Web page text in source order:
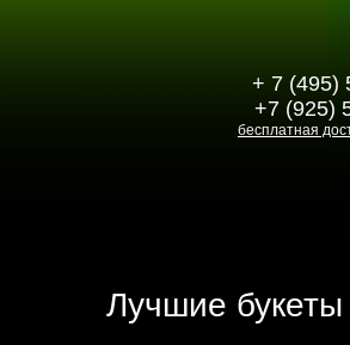
+ 7 (495)
+7 (925)
бесплатная
Лучшие